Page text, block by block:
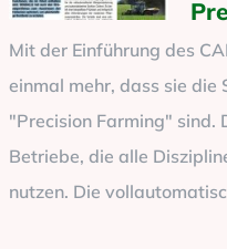
Mit der Einführung des
einmal mehr, dass sie die
"Precision Farming" sind.
Betriebe, die alle
nutzen. Die